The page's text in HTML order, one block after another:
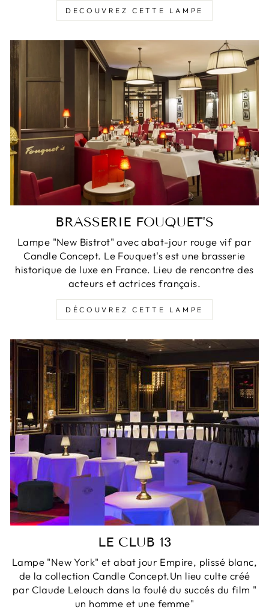
DECOUVREZ CETTE LAMPE
BRASSERIE FOUQUET'S
Lampe "New Bistrot" avec abat-jour rouge vif par
Candle Concept. Le Fouquet's est une brasserie
historique de luxe en France. Lieu de rencontre des
acteurs et actrices français.
DÉCOUVREZ CETTE LAMPE
LE CLUB 13
Lampe "New York" et abat jour Empire, plissé blanc,
de la collection Candle Concept.Un lieu culte créé
par Claude Lelouch dans la foulé du succés du film "
un homme et une femme"